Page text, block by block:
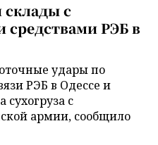
склады с
средствами РЭБ в
удары по
РЭБ в Одессе и
сухогруза с
армии, сообщило